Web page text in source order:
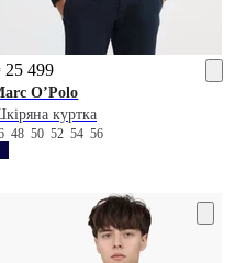
25 499
O’Polo
куртка
4850525456